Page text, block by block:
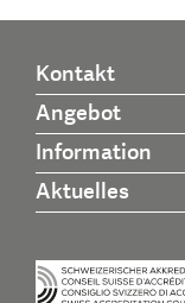
Kontakt
Angebot
Information
Aktuelles